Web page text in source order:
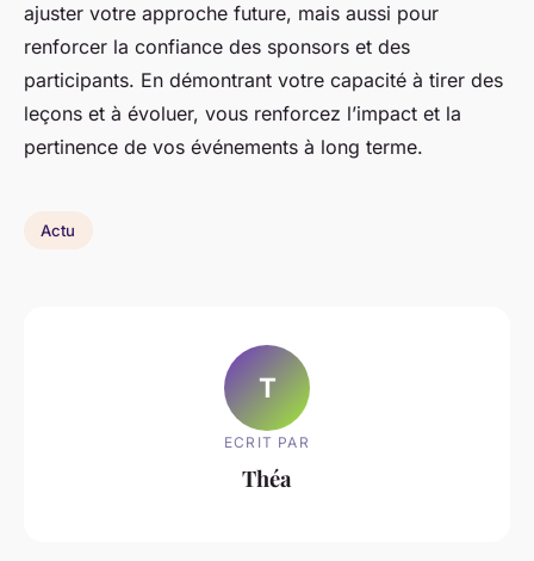
ajuster votre approche future, mais aussi pour
renforcer la confiance des sponsors et des
participants. En démontrant votre capacité à tirer des
leçons et à évoluer, vous renforcez l’impact et la
pertinence de vos événements à long terme.
Actu
T
ECRIT PAR
Théa